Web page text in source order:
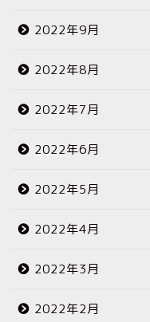
2022年9月
2022年8月
2022年7月
2022年6月
2022年5月
2022年4月
2022年3月
2022年2月